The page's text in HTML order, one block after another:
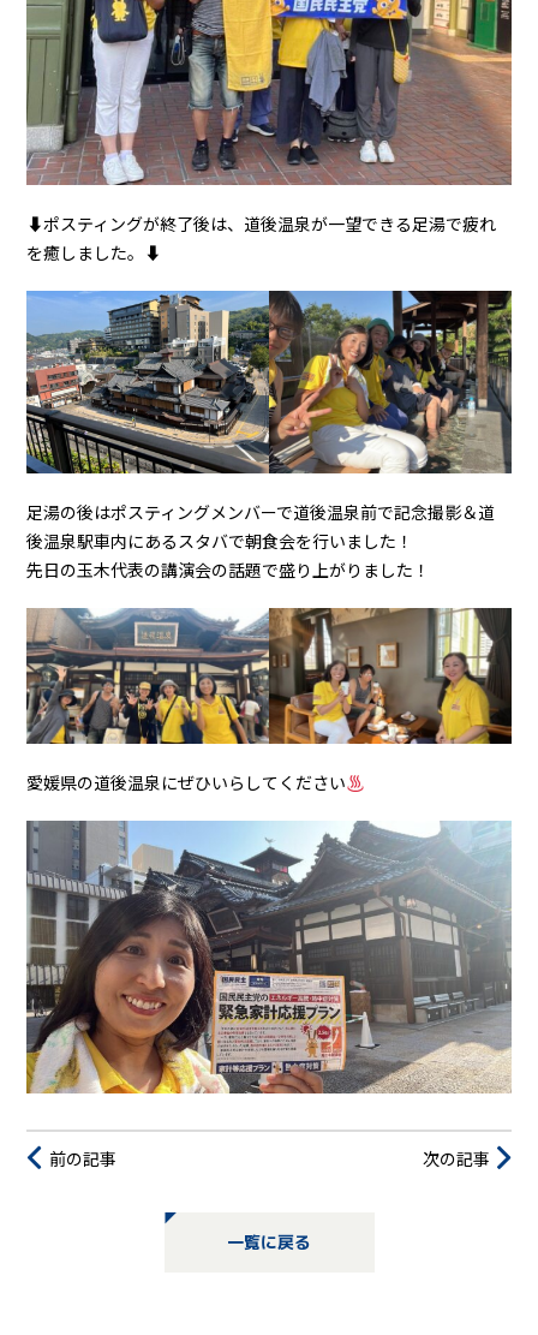
⬇︎ポスティングが終了後は、道後温泉が一望できる足湯で疲れ
を癒しました。⬇︎
足湯の後はポスティングメンバーで道後温泉前で記念撮影＆道
後温泉駅車内にあるスタバで朝食会を行いました！
先日の玉木代表の講演会の話題で盛り上がりました！
愛媛県の道後温泉にぜひいらしてください
前の記事 次の記事
一覧に戻る